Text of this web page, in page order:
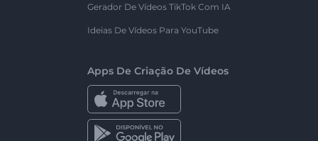
Gerador De Vídeos TikTok Com IA
Ideias De Vídeos Para YouTube
Apps De Criação De Vídeos